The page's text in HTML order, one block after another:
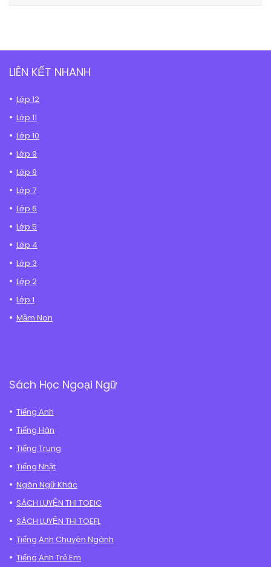
LIÊN KẾT NHANH
Lớp 12
Lớp 11
Lớp 10
Lớp 9
Lớp 8
Lớp 7
Lớp 6
Lớp 5
Lớp 4
Lớp 3
Lớp 2
Lớp 1
Mầm Non
Sách Học Ngoại Ngữ
Tiếng Anh
Tiếng Hàn
Tiếng Trung
Tiếng Nhật
Ngôn Ngữ Khác
SÁCH LUYỆN THI TOEIC
SÁCH LUYỆN THI TOEFL
Tiếng Anh Chuyên Ngành
Tiếng Anh Trẻ Em